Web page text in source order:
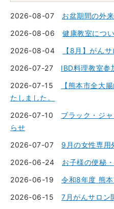
2026-08-07
お盆期間の外
2026-08-06
健康教室につ
2026-08-04
【8月】がん
2026-07-27
IBD料理教室参
2026-07-15
【熊本市全大
たしました。
2026-07-10
ブラック・ジ
らせ
2026-07-07
9月の女性専用
2026-06-24
お子様の便秘
2026-06-19
令和8年度 熊
2026-06-15
7月がんサロン